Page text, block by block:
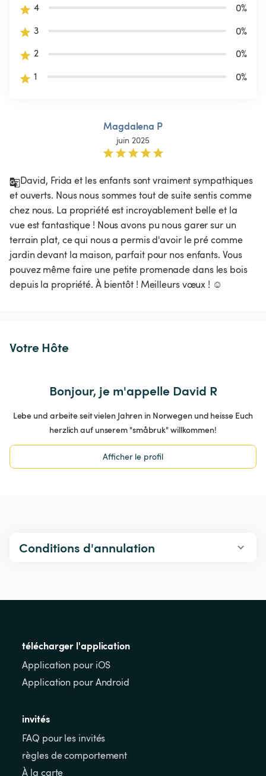
4
0%
3
0%
2
0%
1
0%
Magdalena P
juin 2025
David, Frida et les enfants sont vraiment sympathiques
et ouverts. Nous nous sommes tout de suite sentis comme
chez nous. La propriété est incroyablement belle et la
vue est fantastique ! Nous avons pu nous garer sur un
terrain plat, ce qui nous a permis d'avoir le pré comme
jardin devant la maison, parfait pour nos enfants. Vous
pouvez même faire une petite promenade dans les bois
depuis la propriété. À bientôt ! Meilleurs vœux ! ☺️
Votre Hôte
Bonjour, je m'appelle David R
Lebe und arbeite seit vielen Jahren in Norwegen und heisse Euch
herzlich auf unserem "småbruk" willkommen!
Afficher le profil
Conditions d'annulation
télécharger l'application
Application pour iOS
Application pour Android
invités
FAQ pour les invités
règles de comportement
À la carte